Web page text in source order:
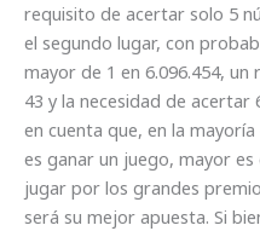
requisito de acertar solo 5
el segundo lugar, con
mayor de 1 en 6.096.454,
43 y la necesidad de
en cuenta que, en la
es ganar un juego, mayor
jugar por los grandes
será su mejor apuesta. Si